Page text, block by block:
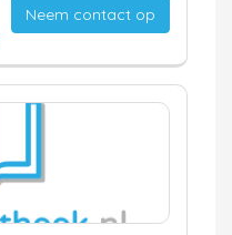
Neem contact op